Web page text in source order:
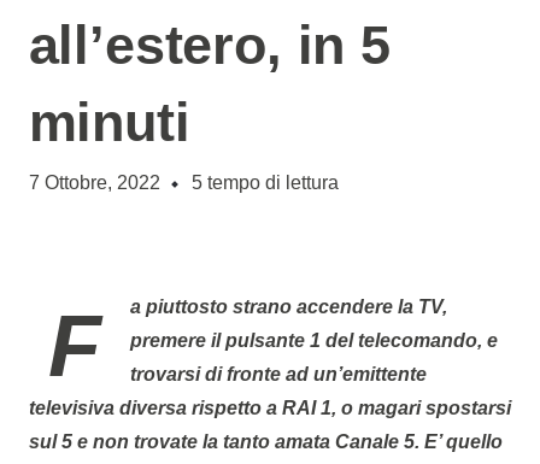
all’estero, in 5
minuti
7 Ottobre, 2022 5 tempo di lettura
Fa piuttosto strano accendere la TV,
premere il pulsante 1 del telecomando, e
trovarsi di fronte ad un’emittente
televisiva diversa rispetto a RAI 1, o magari spostarsi
sul 5 e non trovate la tanto amata Canale 5. E’ quello